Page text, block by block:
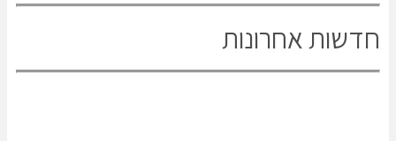
חדשות אחרונות